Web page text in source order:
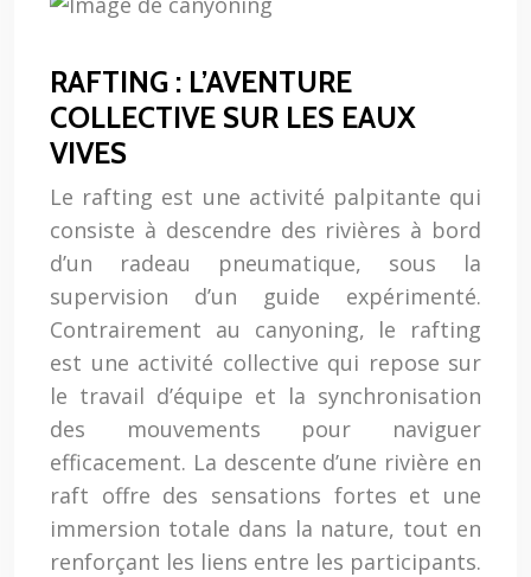
RAFTING : L’AVENTURE
COLLECTIVE SUR LES EAUX
VIVES
Le rafting est une activité palpitante qui
consiste à descendre des rivières à bord
d’un radeau pneumatique, sous la
supervision d’un guide expérimenté.
Contrairement au canyoning, le rafting
est une activité collective qui repose sur
le travail d’équipe et la synchronisation
des mouvements pour naviguer
efficacement. La descente d’une rivière en
raft offre des sensations fortes et une
immersion totale dans la nature, tout en
renforçant les liens entre les participants.